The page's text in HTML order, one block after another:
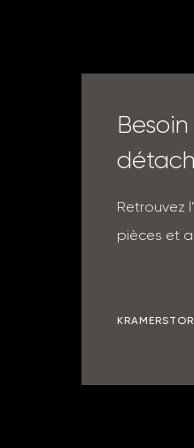
Retrouvez
pièces et